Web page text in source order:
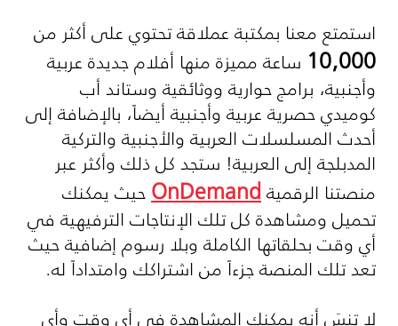
استمتع معنا بمكتبة عملاقة تحتوي على أكثر من
10,000 ساعة مميزة منها أفلام جديدة عربية
وأجنبية، برامج حوارية ووثائقية وستاند أب
كوميدي حصرية عربية وأجنبية أيضاً، بالإضافة إلى
أحدث المسلسلات العربية والأجنبية والتركية
المدبلجة إلى العربية! ستجد كل ذلك وأكثر عبر
منصتنا الرقميةOnDemandحيث يمكنك
تحميل ومشاهدة كل تلك الإنتاجات الترفيهية في
أي وقت بحلقاتها الكاملة وبلا رسوم إضافية حيث
تعد تلك المنصة جزءاً من اشتراكك وامتداداً له.
لا تنسَ أنه يمكنك المشاهدة في أي وقت وأي